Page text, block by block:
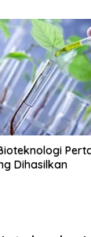
Dihasilkan